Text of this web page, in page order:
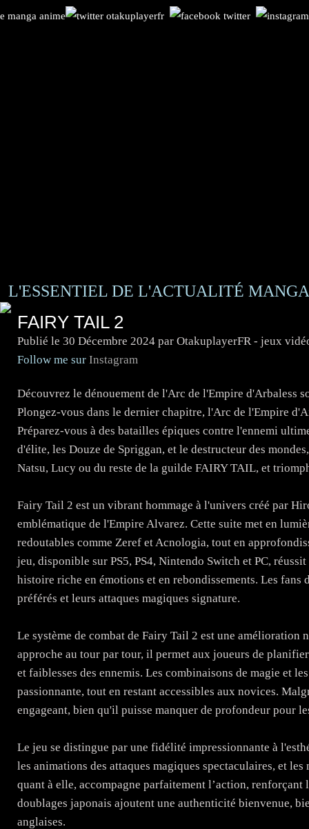
L'ESSENTIEL DE L'ACTUALITÉ
FAIRY TAIL 2
Publié le 30 Décembre 2024 par OtakuplayerFR - jeux
Follow me sur Instagram
Découvrez le dénouement de l'Arc de l'Empire d'Arbaless
Plongez-vous dans le dernier chapitre, l'Arc de l'Empire
Préparez-vous à des batailles épiques contre l'ennemi
d'élite, les Douze de Spriggan, et le destructeur des
Natsu, Lucy ou du reste de la guilde FAIRY TAIL, et
Fairy Tail 2 est un vibrant hommage à l'univers créé par
emblématique de l'Empire Alvarez. Cette suite met en
redoutables comme Zeref et Acnologia, tout en
jeu, disponible sur PS5, PS4, Nintendo Switch et PC,
histoire riche en émotions et en rebondissements. Les
préférés et leurs attaques magiques signature.
Le système de combat de Fairy Tail 2 est une amélioration
approche au tour par tour, il permet aux joueurs de
et faiblesses des ennemis. Les combinaisons de magie et
passionnante, tout en restant accessibles aux novices.
engageant, bien qu'il puisse manquer de profondeur pour
Le jeu se distingue par une fidélité impressionnante à
les animations des attaques magiques spectaculaires, et
quant à elle, accompagne parfaitement l’action,
doublages japonais ajoutent une authenticité bienvenue,
anglaises.